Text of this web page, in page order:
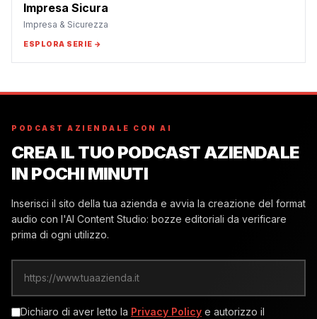
Impresa Sicura
Impresa & Sicurezza
ESPLORA SERIE →
PODCAST AZIENDALE CON AI
CREA IL TUO PODCAST AZIENDALE
IN POCHI MINUTI
Inserisci il sito della tua azienda e avvia la creazione del format
audio con l'AI Content Studio: bozze editoriali da verificare
prima di ogni utilizzo.
Dichiaro di aver letto la Privacy Policy e autorizzo il